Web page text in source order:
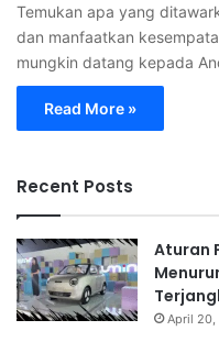
Temukan apa yang
dan manfaatkan
mungkin datang kepada
Read More »
Recent Posts
Aturan
April 20,